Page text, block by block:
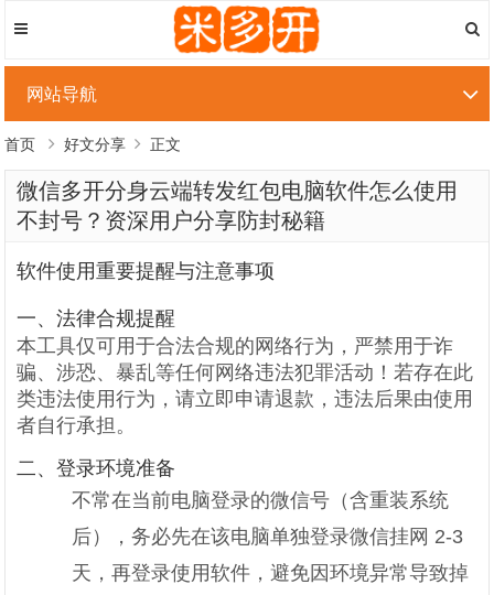
网站导航
首页 好文分享 正文
微信多开分身云端转发红包电脑软件怎么使用
不封号？资深用户分享防封秘籍
软件使用重要提醒与注意事项
一、法律合规提醒
本工具仅可用于合法合规的网络行为，严禁用于诈
骗、涉恐、暴乱等任何网络违法犯罪活动！若存在此
类违法使用行为，请立即申请退款，违法后果由使用
者自行承担。
二、登录环境准备
不常在当前电脑登录的微信号（含重装系统
后），务必先在该电脑单独登录微信挂网 2-3
天，再登录使用软件，避免因环境异常导致掉